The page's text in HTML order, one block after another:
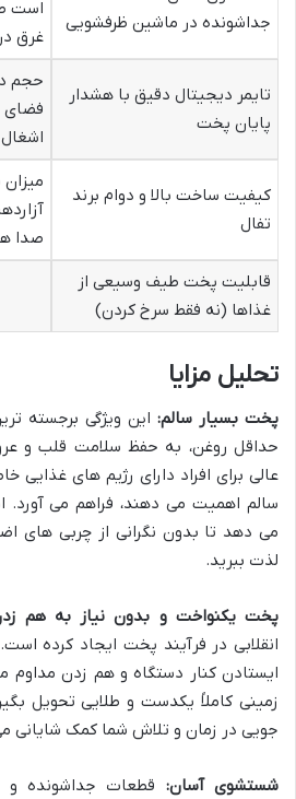
جداشونده در ماشین ظرفشویی
است
غرق
تایمر دیجیتال دقیق با هشدار
پایان پخت
حجم
فضای
کیفیت ساخت بالا و دوام برند
تفال
صدا
قابلیت پخت طیف وسیعی از
غذاها (نه فقط سرخ کردن)
تحلیل مزایا
پخت بسیار سالم: این ویژگی برجسته
حداقل روغن، به حفظ سلامت قلب و
عالی برای افراد دارای رژیم های
سالم اهمیت می دهند، فراهم می آورد.
می دهد تا بدون نگرانی از چربی های
لذت ببرید.
پخت یکنواخت و بدون نیاز به هم
انقلابی در فرآیند پخت ایجاد کرده
ایستادن کنار دستگاه و هم زدن
زمینی کاملاً یکدست و طلایی تحویل
جویی در زمان و تلاش شما کمک شایانی
شستشوی آسان: قطعات جداشونده